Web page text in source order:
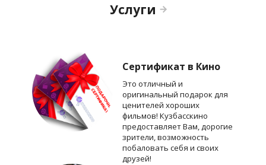
Услуги
Сертификат в Кино
Это отличный и
оригинальный подарок для
ценителей хороших
фильмов! Кузбасскино
предоставляет Вам, дорогие
зрители, возможность
побаловать себя и своих
друзей!